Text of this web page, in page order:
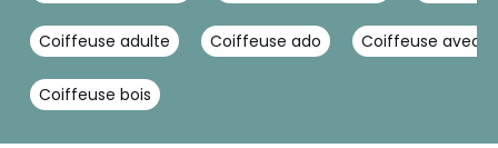
Coiffeuse adulte Coiffeuse ado Coiffeuse avec
Coiffeuse bois